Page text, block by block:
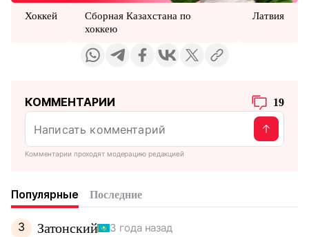
Хоккей
Сборная Казахстана по
хоккею
Латвия
КОММЕНТАРИИ 19
Комментарии проходят модерацию редакцией
Популярные Последние
З Затонский 3 года назад